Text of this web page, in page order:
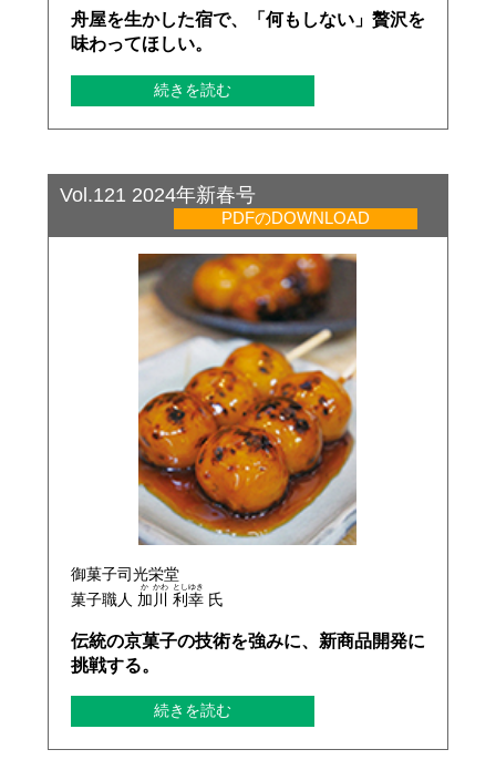
舟屋を生かした宿で、「何もしない」贅沢を
味わってほしい。
続きを読む
Vol.121 2024年新春号
PDFのDOWNLOAD
御菓子司光栄堂
菓子職人 加
か
川
かわ
利
とし
幸
ゆき
氏
伝統の京菓子の技術を強みに、新商品開発に
挑戦する。
続きを読む